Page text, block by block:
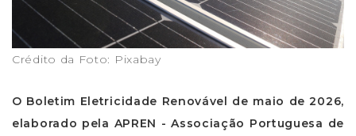
Crédito da Foto: Pixabay
O Boletim Eletricidade Renovável de maio de 2026,
elaborado pela APREN - Associação Portuguesa de